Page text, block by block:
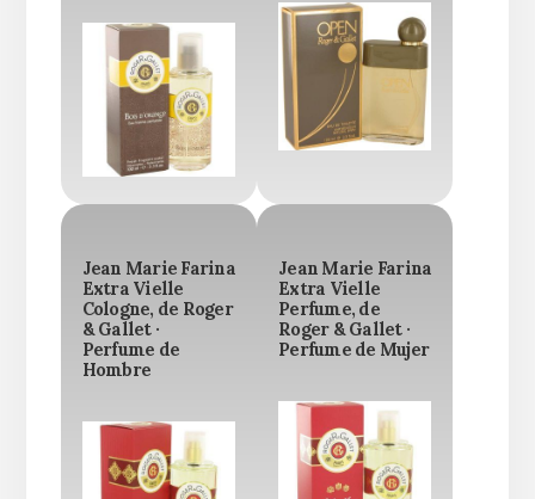
Jean Marie Farina
Extra Vielle
Cologne, de Roger
& Gallet ·
Perfume de
Hombre
Jean Marie Farina
Extra Vielle
Perfume, de
Roger & Gallet ·
Perfume de Mujer